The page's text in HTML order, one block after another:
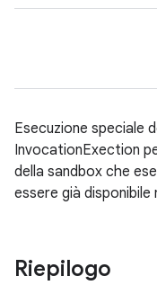
Esecuzione speciale
InvocationExection
della sandbox che
essere già
Riepilogo